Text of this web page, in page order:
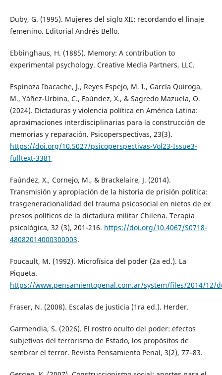
Duby, G. (1995). Mujeres del siglo XII: recordando el linaje
femenino. Editorial Andrés Bello.
Ebbinghaus, H. (1885). Memory: A contribution to
experimental psychology. Creative Media Partners, LLC.
Espinoza Ibacache, J., Reyes Espejo, M. I., García Quiroga,
M., Yáñez-Urbina, C., Faúndez, X., & Sagredo Mazuela, O.
(2024). Dictaduras y violencia política en América Latina:
aproximaciones interdisciplinarias para la construcción de
memorias y reparación. Psicoperspectivas, 23(3).
https://doi.org/10.5027/psicoperspectivas-Vol23-Issue3-
fulltext-3381
Faúndez, X., Cornejo, M., & Brackelaire, J. (2014).
Transmisión y apropiación de la historia de prisión política:
trasgeneracionalidad del trauma psicosocial en nietos de ex
presos políticos de la dictadura militar Chilena. Terapia
psicológica, 32 (3), 201-216. https://doi.org/10.4067/S0718-
48082014000300003.
Foucault, M. (1992). Microfísica del poder (2a ed.). La
Piqueta.
https://www.pensamientopenal.com.ar/system/files/2014/12/
Fraser, N. (2008). Escalas de justicia (1ra ed.). Herder.
Garmendia, S. (2026). El rostro oculto del poder: efectos
subjetivos del terrorismo de Estado, los propósitos de
sembrar el terror. Revista Pensamiento Penal, 3(2), 77–83.